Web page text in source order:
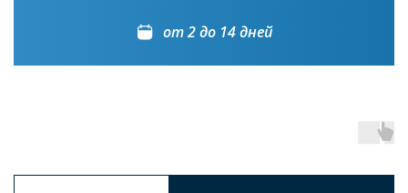
от 2 до 14 дней